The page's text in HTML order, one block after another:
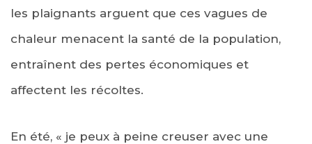
les plaignants arguent que ces vagues de
chaleur menacent la santé de la population,
entraînent des pertes économiques et
affectent les récoltes.
En été, « je peux à peine creuser avec une